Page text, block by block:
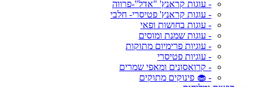
- עוגות קראנץ' "אדל"-פרווה
- עוגות קראנץ' פטיסרי- חלבי
- עוגות בחושות ופאי
- עוגות שמנת ומוסים
- עוגיות פרימיום מתוקות
- עוגיות פטיסרי
- קרואסונים ומאפי שמרים
- 🧁 פינוקים מתוקים